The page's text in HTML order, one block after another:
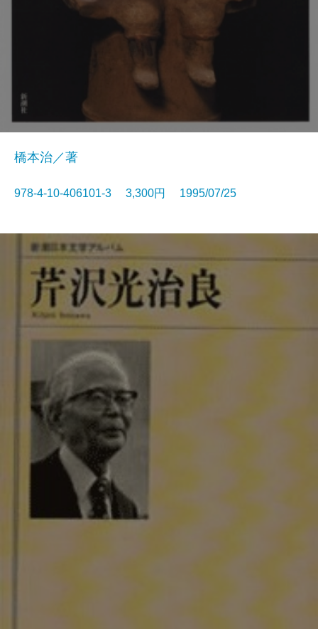
橋本治／著
978-4-10-406101-3 3,300円 1995/07/25